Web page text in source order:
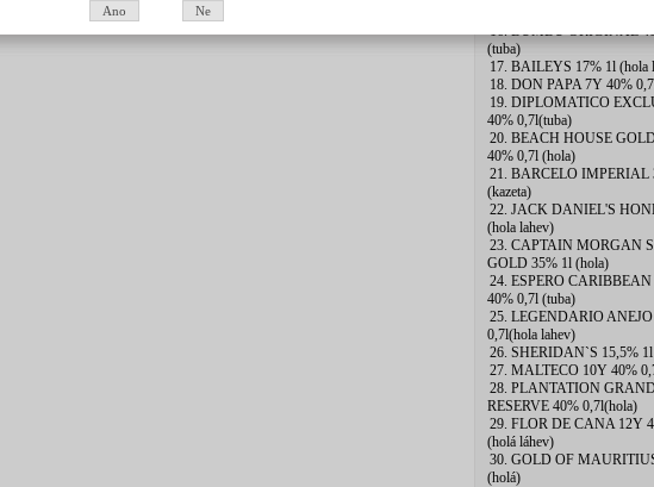
16. BUMBU ORIGINAL
(tuba)
17. BAILEYS 17% 1l (hola
18. DON PAPA 7Y 40%
19. DIPLOMATICO
40% 0,7l(tuba)
20. BEACH HOUSE
40% 0,7l (hola)
21. BARCELO IMPERIAL
(kazeta)
22. JACK DANIEL'S
(hola lahev)
23. CAPTAIN MORGAN
GOLD 35% 1l (hola)
24. ESPERO
40% 0,7l (tuba)
25. LEGENDARIO
0,7l(hola lahev)
26. SHERIDAN`S 15,5% 1l
27. MALTECO 10Y 40%
28. PLANTATION
RESERVE 40% 0,7l(hola)
29. FLOR DE CANA 12Y
(holá láhev)
30. GOLD OF
(holá)
Ano Ne